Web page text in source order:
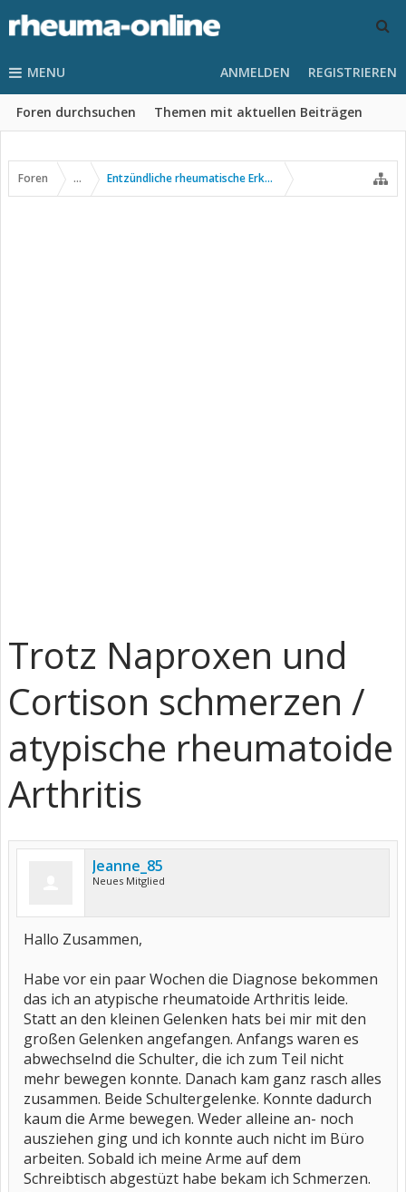
MENU
Foren durchsuchen Themen mit aktuellen Beiträgen
ANMELDEN REGISTRIEREN
Foren ... Entzündliche rheumatische Erkrankungen
Trotz Naproxen und
Cortison schmerzen /
atypische rheumatoide
Arthritis
Jeanne_85
Neues Mitglied
Hallo Zusammen,
Habe vor ein paar Wochen die Diagnose bekommen
das ich an atypische rheumatoide Arthritis leide.
Statt an den kleinen Gelenken hats bei mir mit den
großen Gelenken angefangen. Anfangs waren es
abwechselnd die Schulter, die ich zum Teil nicht
mehr bewegen konnte. Danach kam ganz rasch alles
zusammen. Beide Schultergelenke. Konnte dadurch
kaum die Arme bewegen. Weder alleine an- noch
ausziehen ging und ich konnte auch nicht im Büro
arbeiten. Sobald ich meine Arme auf dem
Schreibtisch abgestüzt habe bekam ich Schmerzen.